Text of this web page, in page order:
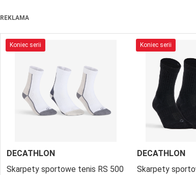
REKLAMA
Koniec serii
DECATHLON
Skarpety sportowe tenis RS 500
Koniec serii
DECATHLON
Skarpety